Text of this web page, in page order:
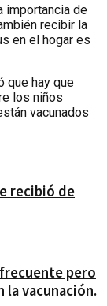
importancia de
recibir la
en el hogar es
que hay que
los niños
vacunados
recibió de
pero
la vacunación.